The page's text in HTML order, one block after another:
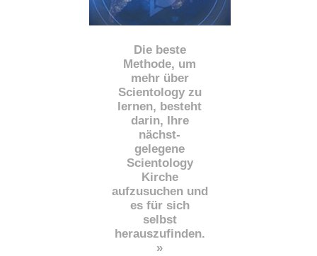
Die beste
Methode, um
mehr über
Scientology zu
lernen, besteht
darin, Ihre
nächst-
gelegene
Scientology
Kirche
aufzusuchen und
es für sich
selbst
herauszufinden.
»